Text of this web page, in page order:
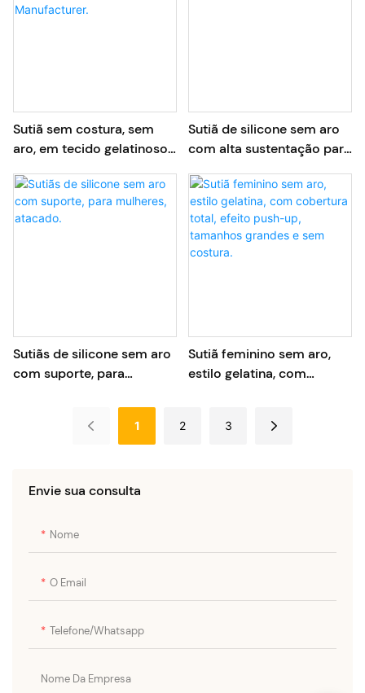
Envie sua consulta
Nome
O Email
Telefone/whatsapp
Nome Da Empresa
Sutiã sem costura, sem
aro, em tecido gelatinoso,
Manufacturer.
Sutiã de silicone sem aro
com alta sustentação para
Sutiãs de silicone sem aro
com suporte, para
Sutiã feminino sem aro,
estilo gelatina, com
grandes e sem costura.
1 2 3